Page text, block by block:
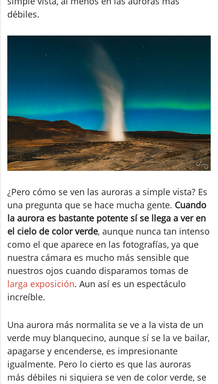
débiles.
¿Pero cómo se ven las auroras a simple vista? Es
una pregunta que se hace mucha gente. Cuando
la aurora es bastante potente sí se llega a ver en
el cielo de color verde, aunque nunca tan intenso
como el que aparece en las fotografías, ya que
nuestra cámara es mucho más sensible que
nuestros ojos cuando disparamos tomas de
larga exposición. Aun así es un espectáculo
increíble.
Una aurora más normalita se ve a la vista de un
verde muy blanquecino, aunque sí se la ve bailar,
apagarse y encenderse, es impresionante
igualmente. Pero lo cierto es que las auroras
más débiles ni siquiera se ven de color verde, se